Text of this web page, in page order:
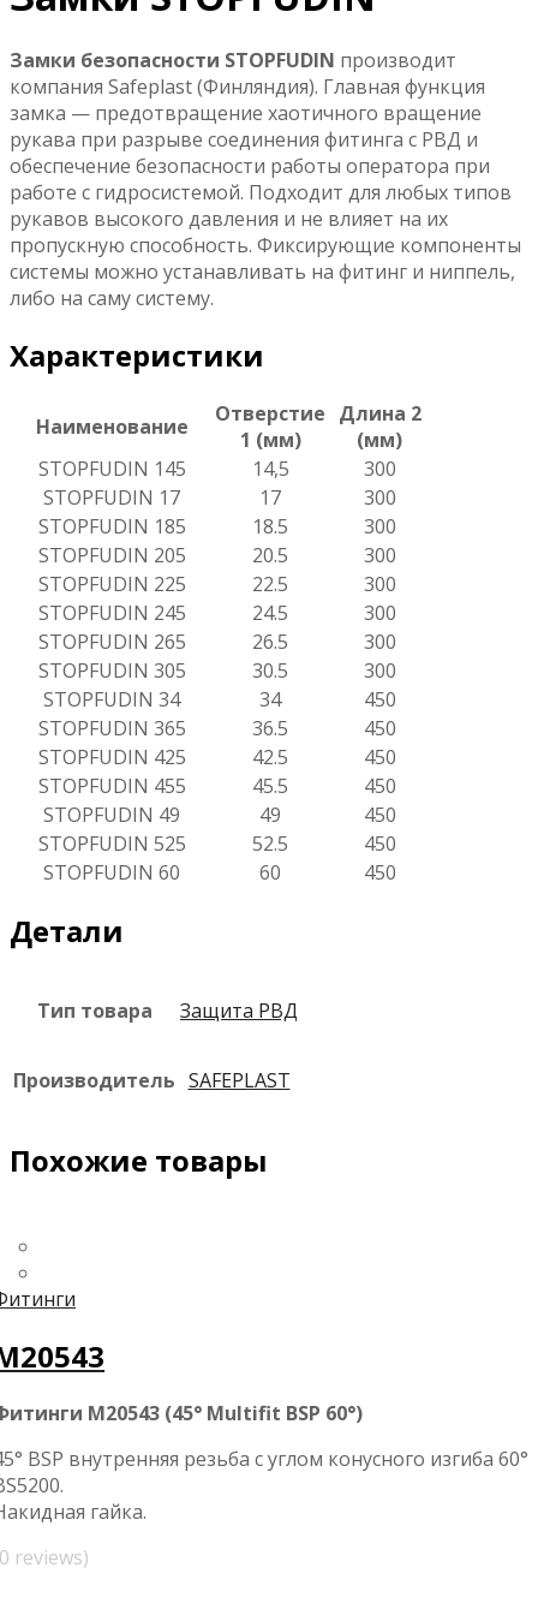
Замки безопасности STOPFUDIN производит
компания Safeplast (Финляндия). Главная функция
замка — предотвращение хаотичного вращение
рукава при разрыве соединения фитинга с РВД и
обеспечение безопасности работы оператора при
работе с гидросистемой. Подходит для любых типов
рукавов высокого давления и не влияет на их
пропускную способность. Фиксирующие компоненты
системы можно устанавливать на фитинг и ниппель,
либо на саму систему.
Характеристики
Наименование
Отверстие
1 (мм)
Длина 2
(мм)
STOPFUDIN 145
14,5
300
STOPFUDIN 17
17
300
STOPFUDIN 185
18.5
300
STOPFUDIN 205
20.5
300
STOPFUDIN 225
22.5
300
STOPFUDIN 245
24.5
300
STOPFUDIN 265
26.5
300
STOPFUDIN 305
30.5
300
STOPFUDIN 34
34
450
STOPFUDIN 365
36.5
450
STOPFUDIN 425
42.5
450
STOPFUDIN 455
45.5
450
STOPFUDIN 49
49
450
STOPFUDIN 525
52.5
450
STOPFUDIN 60
60 450
Детали
Тип товара Защита РВД
Производитель SAFEPLAST
Похожие товары
M20543 (45° Multifit BSP 60°)
BSP внутренняя резьба с углом конусного изгиба 60°
гайка.
reviews)